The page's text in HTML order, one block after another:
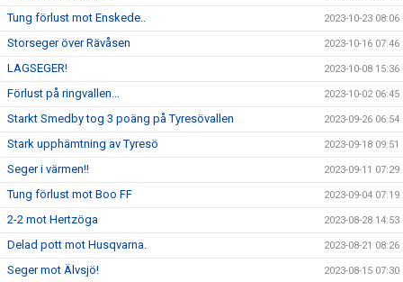
Tung förlust mot Enskede.. 2023-10-23 08:06
Storseger över Rävåsen 2023-10-16 07:46
LAGSEGER! 2023-10-08 15:36
Förlust på ringvallen... 2023-10-02 06:45
Starkt Smedby tog 3 poäng på Tyresövallen 2023-09-26 06:54
Stark upphämtning av Tyresö 2023-09-18 09:51
Seger i värmen!! 2023-09-11 07:29
Tung förlust mot Boo FF 2023-09-04 07:19
2-2 mot Hertzöga 2023-08-28 14:53
Delad pott mot Husqvarna. 2023-08-21 08:26
Seger mot Älvsjö! 2023-08-15 07:30